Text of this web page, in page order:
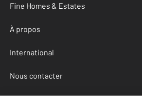
Fine Homes & Estates
À propos
International
Nous contacter